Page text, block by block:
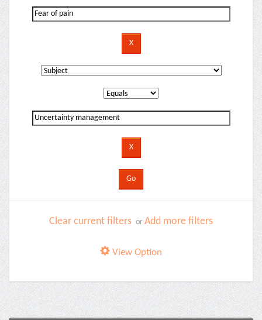
Clear current filters or Add more filters
View Option